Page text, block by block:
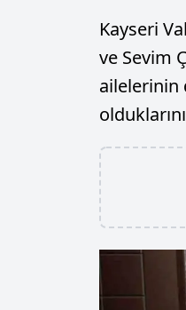
Kayseri
ve Sevim
ailelerinin